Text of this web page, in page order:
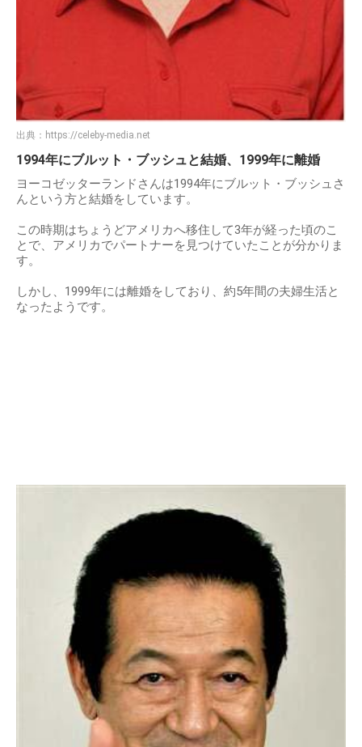
出典： https://celeby-media.net
1994年にブルット・ブッシュと結婚、1999年に離婚
ヨーコゼッターランドさんは1994年にブルット・ブッシュさ
んという方と結婚をしています。
この時期はちょうどアメリカへ移住して3年が経った頃のこ
とで、アメリカでパートナーを見つけていたことが分かりま
す。
しかし、1999年には離婚をしており、約5年間の夫婦生活と
なったようです。